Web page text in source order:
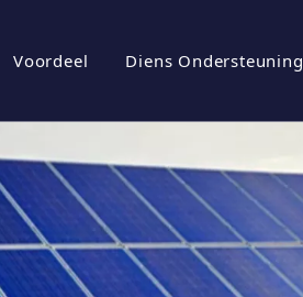
Voordeel Diens Ondersteuning
Aflaai
Gereelde vrae
Video's